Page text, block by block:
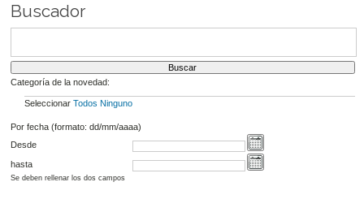
Buscador
Categoría de la novedad:
Seleccionar Todos Ninguno
Por fecha (formato: dd/mm/aaaa)
Desde
hasta
Se deben rellenar los dos campos